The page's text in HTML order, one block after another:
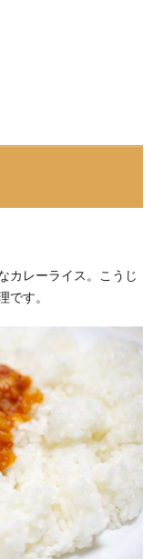
カレーライス。こうじ
です。